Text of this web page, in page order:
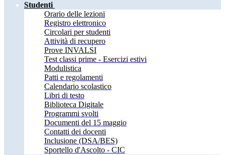
Studenti
Orario delle lezioni
Registro elettronico
Circolari per studenti
Attività di recupero
Prove INVALSI
Test classi prime - Esercizi estivi
Modulistica
Patti e regolamenti
Calendario scolastico
Libri di testo
Biblioteca Digitale
Programmi svolti
Documenti del 15 maggio
Contatti dei docenti
Inclusione (DSA/BES)
Sportello d'Ascolto - CIC